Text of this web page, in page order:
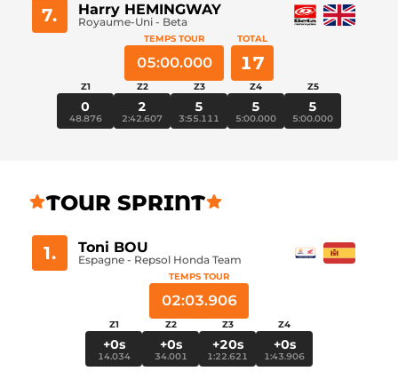
7. Harry HEMINGWAY
Royaume-Uni - Beta
TEMPS TOUR
05:00.000
TOTAL
17
Z1
0
48.876
Z2
2
2:42.607
Z3
5
3:55.111
Z4
5
5:00.000
Z5
5
5:00.000
TOUR SPRINT
1. Toni BOU
Espagne - Repsol Honda Team
TEMPS TOUR
02:03.906
Z1
+0s
14.034
Z2
+0s
34.001
Z3
+20s
1:22.621
Z4
+0s
1:43.906